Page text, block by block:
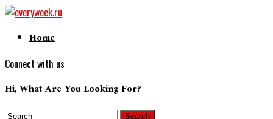
Home
Connect with us
Hi, What Are You Looking For?